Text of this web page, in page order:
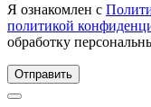
Я ознакомлен с
политикой
обработку
Отправить